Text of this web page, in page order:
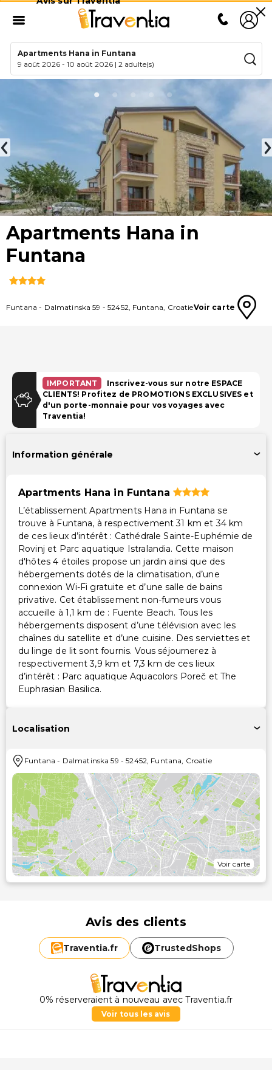
Apartments Hana in Funtana
9 août 2026 -10 août 2026 |2 adulte(s)
Apartments Hana in
Funtana
Funtana - Dalmatinska 59 -52452, Funtana, CroatieVoir carte
IMPORTANT
Inscrivez-vous sur notre ESPACE
CLIENTS! Profitez de PROMOTIONS EXCLUSIVES et
d'un porte-monnaie pour vos voyages avec
Traventia!
Information générale
Apartments Hana in Funtana
L’établissement Apartments Hana in Funtana se
trouve à Funtana, à respectivement 31 km et 34 km
de ces lieux d’intérêt : Cathédrale Sainte-Euphémie de
Rovinj et Parc aquatique Istralandia. Cette maison
d'hôtes 4 étoiles propose un jardin ainsi que des
hébergements dotés de la climatisation, d’une
connexion Wi-Fi gratuite et d’une salle de bains
privative. Cet établissement non-fumeurs vous
accueille à 1,1 km de : Fuente Beach. Tous les
hébergements disposent d’une télévision avec les
chaînes du satellite et d’une cuisine. Des serviettes et
du linge de lit sont fournis. Vous séjournerez à
respectivement 3,9 km et 7,3 km de ces lieux
d’intérêt : Parc aquatique Aquacolors Poreč et The
Euphrasian Basilica.
Localisation
Funtana - Dalmatinska 59 -52452, Funtana, Croatie
Voir carte
Avis des clients
Traventia.fr TrustedShops
0% réserveraient à nouveau avec Traventia.fr
Voir tous les avis